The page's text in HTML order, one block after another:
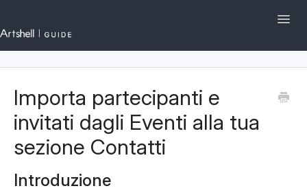
Artshell.eu
I primi passi su Artshell
Sezioni e Funzionalità
Importa partecipanti e
invitati dagli Eventi alla tua
sezione Contatti
Introduzione